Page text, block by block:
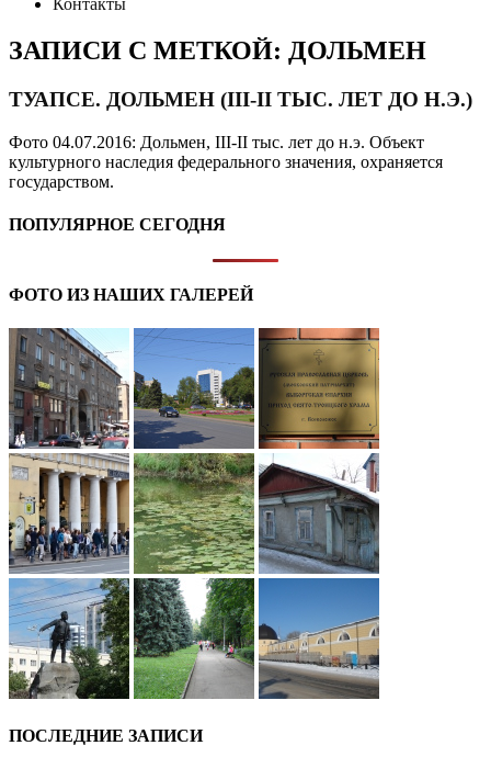
Контакты
ЗАПИСИ С МЕТКОЙ: ДОЛЬМЕН
ТУАПСЕ. ДОЛЬМЕН (III-II ТЫС. ЛЕТ ДО Н.Э.)
Фото 04.07.2016: Дольмен, III-II тыс. лет до н.э. Объект
культурного наследия федерального значения, охраняется
государством.
ПОПУЛЯРНОЕ СЕГОДНЯ
ФОТО ИЗ НАШИХ ГАЛЕРЕЙ
ПОСЛЕДНИЕ ЗАПИСИ